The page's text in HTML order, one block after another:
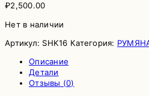
₽2,500.00
Нет в наличии
Артикул: SHK16 Категория:
Описание
Детали
Отзывы (0)